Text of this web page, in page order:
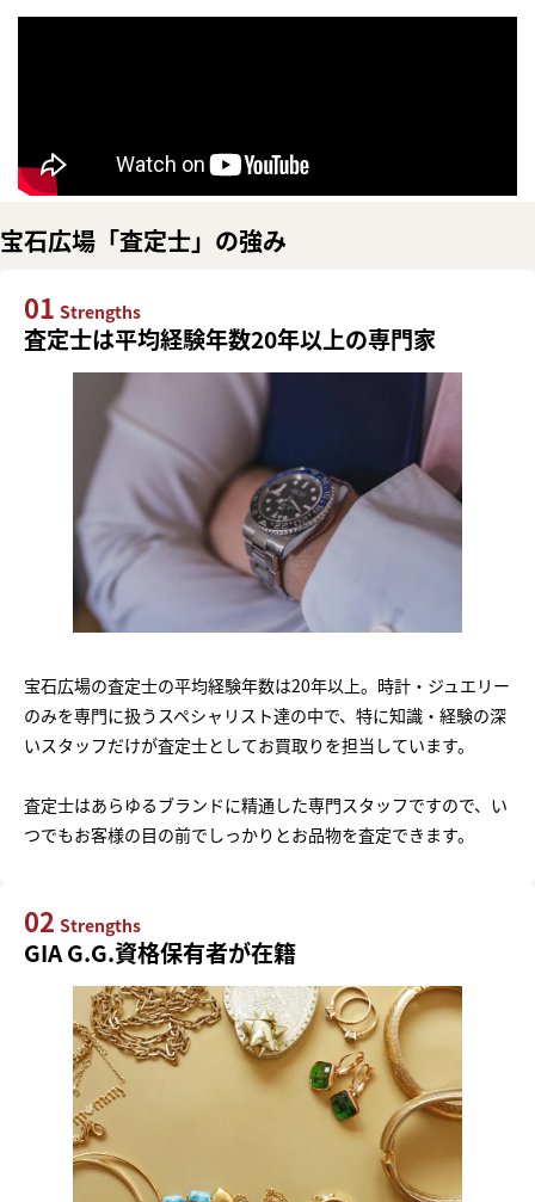
宝石広場「査定士」の強み
01 Strengths
査定士は平均経験年数20年以上の専門家
宝石広場の査定士の平均経験年数は20年以上。時計・ジュエリー
のみを専門に扱うスペシャリスト達の中で、特に知識・経験の深
いスタッフだけが査定士としてお買取りを担当しています。
査定士はあらゆるブランドに精通した専門スタッフですので、い
つでもお客様の目の前でしっかりとお品物を査定できます。
02 Strengths
GIA G.G.資格保有者が在籍